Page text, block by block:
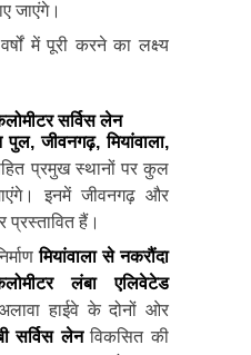
जाएंगे।
में पूरी करने का लक्ष्य
सर्विस लेन
जीवनगढ़, मियांवाला,
प्रमुख स्थानों पर कुल
इनमें जीवनगढ़ और
प्रस्तावित हैं।
मियांवाला से नकरौंदा
लंबा एलिवेटेड
हाईवे के दोनों ओर
सर्विस लेनविकसित की